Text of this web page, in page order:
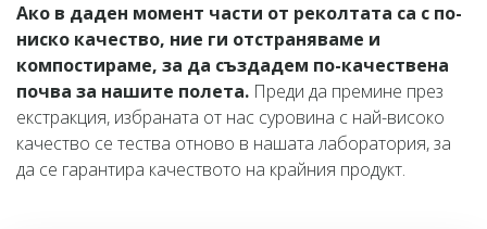
Ако в даден момент части от реколтата са с по-
ниско качество, ние ги отстраняваме и
компостираме, за да създадем по-качествена
почва за нашите полета. Преди да премине през
екстракция, избраната от нас суровина с най-високо
качество се тества отново в нашата лаборатория, за
да се гарантира качеството на крайния продукт.